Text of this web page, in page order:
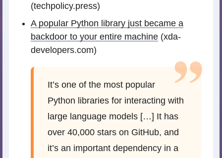
(techpolicy.press)
A popular Python library just became a
backdoor to your entire machine (xda-
developers.com)
It’s one of the most popular
Python libraries for interacting with
large language models […] It has
over 40,000 stars on GitHub, and
it’s an important dependency in a